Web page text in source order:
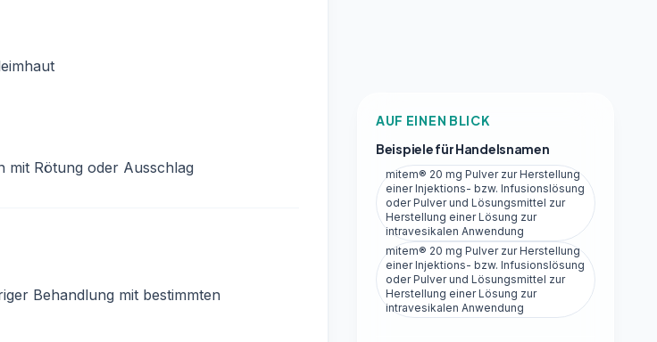
mit Rötung oder Ausschlag
Behandlung mit bestimmten
AUF EINEN BLICK
Beispiele für Handelsnamen
mitem® 20 mg Pulver zur Herstellung
einer Injektions- bzw. Infusionslösung
oder Pulver und Lösungsmittel zur
Herstellung einer Lösung zur
intravesikalen Anwendung
mitem® 20 mg Pulver zur Herstellung
einer Injektions- bzw. Infusionslösung
oder Pulver und Lösungsmittel zur
Herstellung einer Lösung zur
intravesikalen Anwendung